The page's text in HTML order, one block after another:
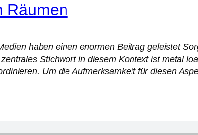
Räumen
haben einen enormen Beitrag geleistet
Stichwort in diesem Kontext ist metal
Um die Aufmerksamkeit für diesen